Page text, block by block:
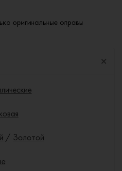
оригинальные оправы
/ Золотой